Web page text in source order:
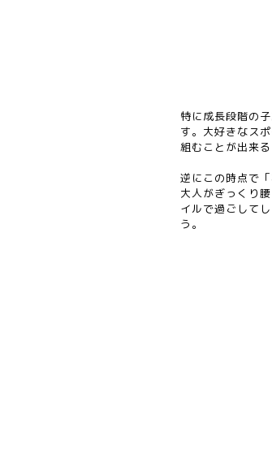
特に成長段階の
す。大好きなス
組むことが出来
逆にこの時点で
大人がぎっくり
イルで過ごして
う。